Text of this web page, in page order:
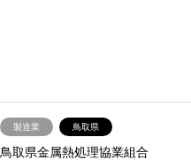
製造業 鳥取県
鳥取県金属熱処理協業組合